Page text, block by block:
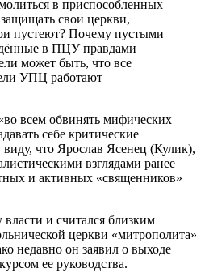
в приспособленных
свои церкви,
пустеют? Почему пустыми
в ПЦУ правдами
может быть, что все
УПЦ работают
всем обвинять мифических
себе критические
что Ярослав Ясенец (Кулик),
взглядами ранее
и активных «священников»
и считался близким
церкви «митрополита»
недавно он заявил о выходе
ее руководства.